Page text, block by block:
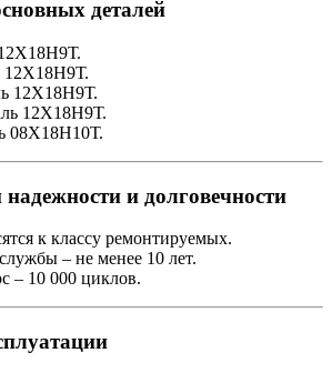
деталей
12Х18Н9Т.
12Х18Н9Т.
12Х18Н9Т.
08Х18Н10Т.
и долговечности
к классу ремонтируемых.
– не менее 10 лет.
– 10 000 циклов.